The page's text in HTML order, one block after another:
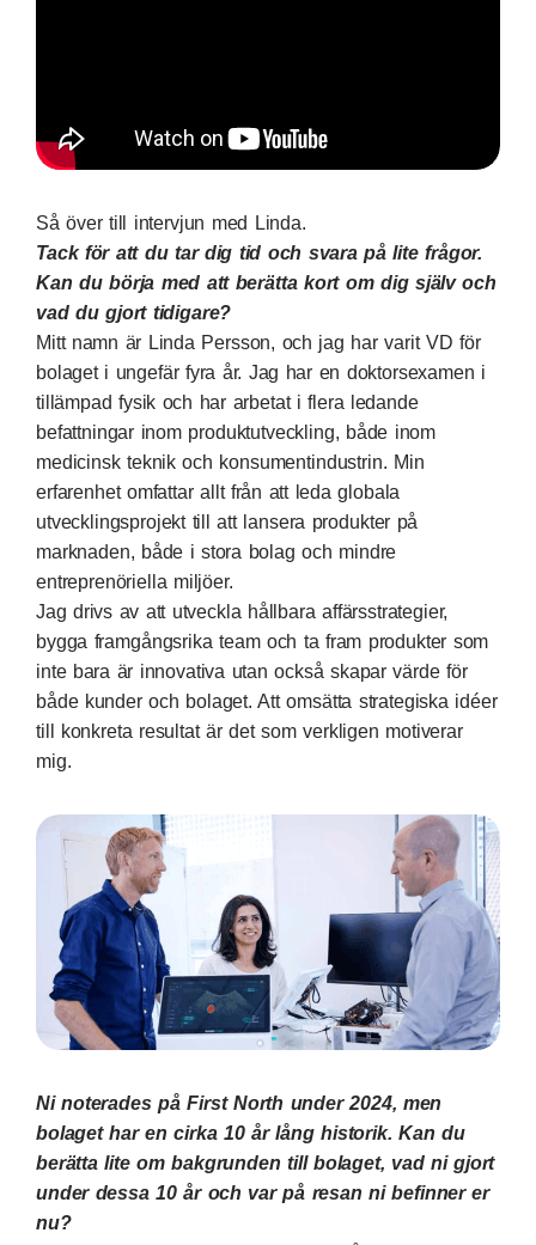
Så över till intervjun med Linda.
Tack för att du tar dig tid och svara på lite frågor.
Kan du börja med att berätta kort om dig själv och
vad du gjort tidigare?
Mitt namn är Linda Persson, och jag har varit VD för
bolaget i ungefär fyra år. Jag har en doktorsexamen i
tillämpad fysik och har arbetat i flera ledande
befattningar inom produktutveckling, både inom
medicinsk teknik och konsumentindustrin. Min
erfarenhet omfattar allt från att leda globala
utvecklingsprojekt till att lansera produkter på
marknaden, både i stora bolag och mindre
entreprenöriella miljöer.
Jag drivs av att utveckla hållbara affärsstrategier,
bygga framgångsrika team och ta fram produkter som
inte bara är innovativa utan också skapar värde för
både kunder och bolaget. Att omsätta strategiska idéer
till konkreta resultat är det som verkligen motiverar
mig.
Ni noterades på First North under 2024, men
bolaget har en cirka 10 år lång historik. Kan du
berätta lite om bakgrunden till bolaget, vad ni gjort
under dessa 10 år och var på resan ni befinner er
nu?